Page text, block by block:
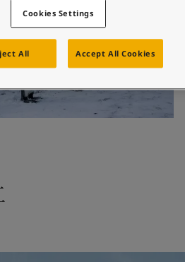
Cookies Settings
All Accept All Cookies